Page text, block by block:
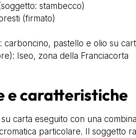
stambecco)
(firmato)
carboncino, pastello e olio su
Iseo, zona della Franciacorta
e caratteristiche
carta eseguito con una
particolare. Il soggetto